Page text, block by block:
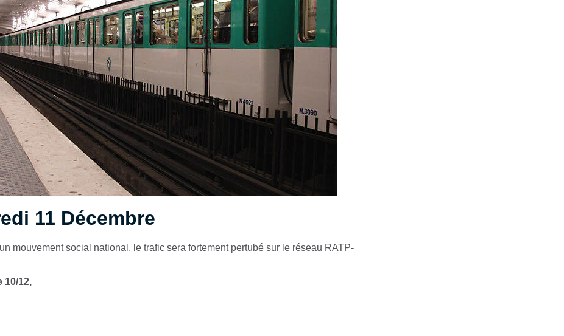
11 Décembre
mouvement social national, le trafic sera fortement pertubé sur le réseau RATP-
10/12,